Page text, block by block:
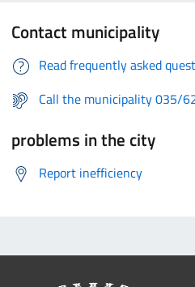
Contact municipality
Read frequently asked
Call the municipality 035/
problems in the city
Report inefficiency